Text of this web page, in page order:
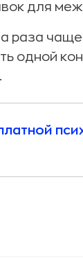
для
раза
одной